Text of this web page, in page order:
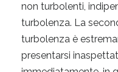
non turbolenti,
turbolenza. La
turbolenza è
presentarsi